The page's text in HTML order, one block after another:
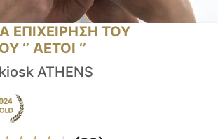
ΕΠΙΧΕΙΡΗΣΗ ΤΟΥ
‘’ ΑΕΤΟΙ ‘’
ATHENS